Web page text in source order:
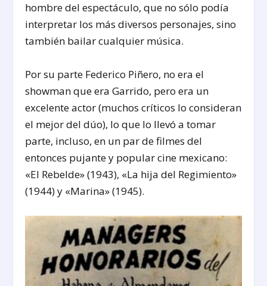
hombre del espectáculo, que no sólo podía
interpretar los más diversos personajes, sino
también bailar cualquier música.
Por su parte Federico Piñero, no era el
showman que era Garrido, pero era un
excelente actor (muchos críticos lo consideran
el mejor del dúo), lo que lo llevó a tomar
parte, incluso, en un par de filmes del
entonces pujante y popular cine mexicano:
«El Rebelde» (1943), «La hija del Regimiento»
(1944) y «Marina» (1945).